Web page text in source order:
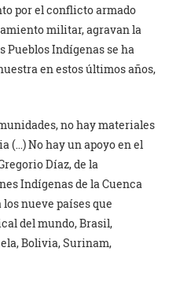
por el conflicto armado
militar, agravan la
Indígenas se ha
en estos últimos años,
no hay materiales
(…) No hay un apoyo en el
Díaz, de la
Indígenas de la Cuenca
nueve países que
del mundo, Brasil,
Bolivia, Surinam,